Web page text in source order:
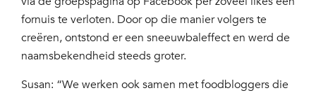
fornuis te verloten. Door op die manier volgers te
creëren, ontstond er een sneeuwbaleffect en werd de
naamsbekendheid steeds groter.
Susan: “We werken ook samen met foodbloggers die